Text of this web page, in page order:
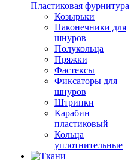
Пластиковая фурнитура
Козырьки
Наконечники для
шнуров
Полукольца
Пряжки
Фастексы
Фиксаторы для
шнуров
Штрипки
Карабин
пластиковый
Кольца
уплотнительные